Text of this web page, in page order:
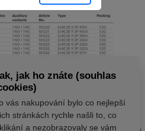
jak ho znáte (souhlas
vás nakupování bylo co nejlepší
stránkách rychle našli to, co
a nezobrazovaly se vám